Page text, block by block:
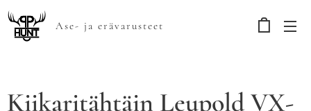
Ase- ja erävarusteet
Kiikaritähtäin Leupold VX-